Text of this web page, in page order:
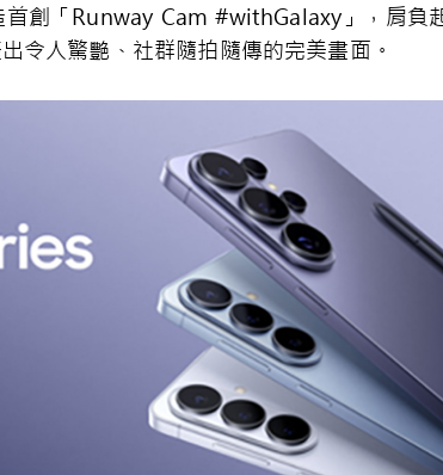
首創「Runway Cam #withGalaxy」，肩負
令人驚艷、社群隨拍隨傳的完美畫面。